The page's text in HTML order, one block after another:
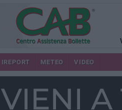
IREPORT METEO VIDEO